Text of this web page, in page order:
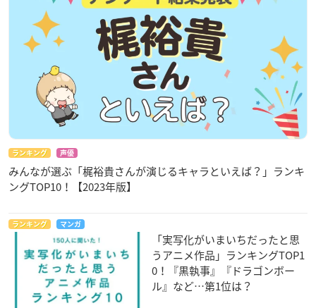
ランキング 声優
みんなが選ぶ「梶裕貴さんが演じるキャラといえば？」ランキ
ングTOP10！【2023年版】
ランキング マンガ
「実写化がいまいちだったと思
うアニメ作品」ランキングTOP1
0！『黒執事』『ドラゴンボー
ル』など…第1位は？